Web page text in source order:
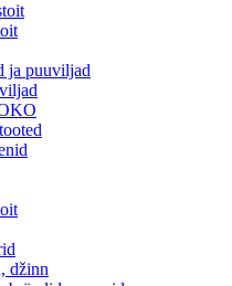
ja puuviljad
džinn